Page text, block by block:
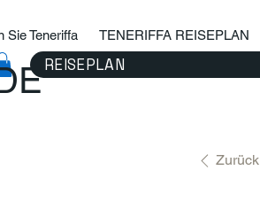
REISEPLAN
Sie Teneriffa TENERIFFA REISEPLAN
Zurück